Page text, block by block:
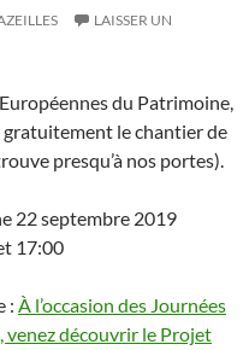
LAISSER UN
du Patrimoine,
le chantier de
presqu’à nos portes).
22 septembre 2019
17:00
: À l’occasion des Journées
venez découvrir le Projet